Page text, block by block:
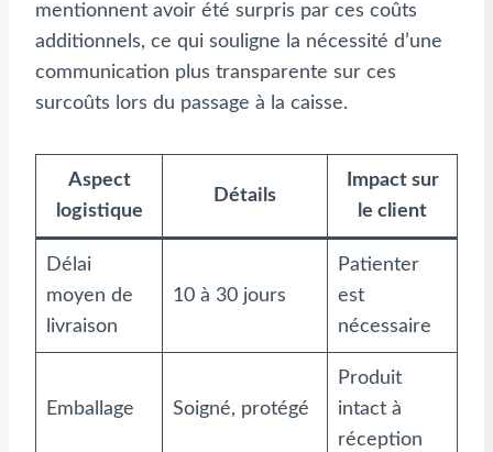
mentionnent avoir été surpris par ces coûts
additionnels, ce qui souligne la nécessité d’une
communication plus transparente sur ces
surcoûts lors du passage à la caisse.
Aspect
logistique
Détails
Impact sur
le client
Délai
moyen de
livraison
10 à 30 jours
Patienter
est
nécessaire
Emballage Soigné, protégé
Produit
intact à
réception